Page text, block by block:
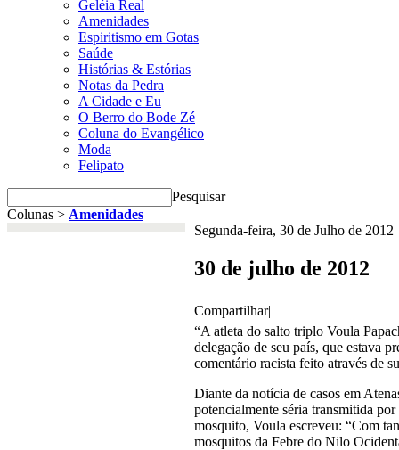
Geléia Real
Amenidades
Espiritismo em Gotas
Saúde
Histórias & Estórias
Notas da Pedra
A Cidade e Eu
O Berro do Bode Zé
Coluna do Evangélico
Moda
Felipato
Pesquisar
Colunas > Amenidades
Segunda-feira, 30 de Julho de 2012
30 de julho de 2012
Compartilhar|
“A atleta do salto triplo Voula
delegação de seu país, que estava
comentário racista feito através de
Diante da notícia de casos em
potencialmente séria transmitida
mosquito, Voula escreveu: “Com
mosquitos da Febre do Nilo